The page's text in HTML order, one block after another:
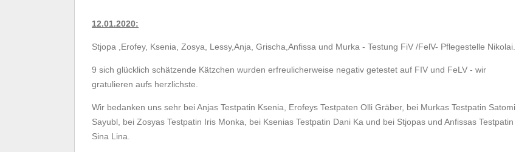
12.01.2020:
Stjopa ,Erofey, Ksenia, Zosya, Lessy,Anja, Grischa,Anfissa und Murka - Testung FiV /FelV- Pflegestelle Nikolai.
9 sich glücklich schätzende Kätzchen wurden erfreulicherweise negativ getestet auf FIV und FeLV - wir
gratulieren aufs herzlichste.
Wir bedanken uns sehr bei Anjas Testpatin Ksenia, Erofeys Testpaten Olli Gräber, bei Murkas Testpatin Satomi
Sayubl, bei Zosyas Testpatin Iris Monka, bei Ksenias Testpatin Dani Ka und bei Stjopas und Anfissas Testpatin
Sina Lina.